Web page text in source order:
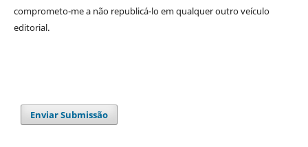
comprometo-me a não republicá-lo em qualquer outro veículo
editorial.
Enviar Submissão